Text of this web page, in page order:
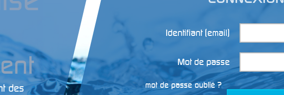
Identifiant (email)
Mot de passe
mot de passe oublié ?
des